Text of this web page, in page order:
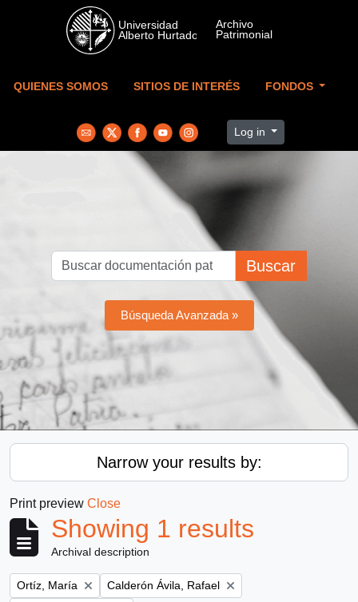
Skip to main content
QUIENES SOMOS SITIOS DE INTERÉS FONDOS
Log in
Buscar
Búsqueda Avanzada »
Narrow your results by:
Print preview Close
Showing 1 results
Archival description
Remove filter:
Ortíz, María Remove filter:
Calderón Ávila, Rafael